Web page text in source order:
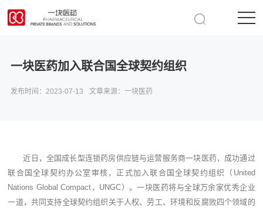
一块医药加入联合国全球契约组织
发布时间： 2023-07-13 文章来源： 一块医药
近日，全国成长型连锁药房供应链与运营服务商一块医药，成功通过
联合国全球契约办公室审核，正式加入联合国全球契约组织（United
Nations Global Compact，UNGC）。一块医药将与全球万余家优秀企业
一道，共同支持全球契约组织关于人权、劳工、环境和反腐败四个领域的